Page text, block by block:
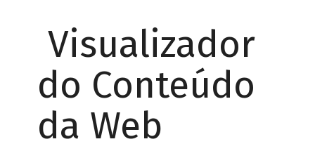
Visualizador
do Conteúdo
da Web